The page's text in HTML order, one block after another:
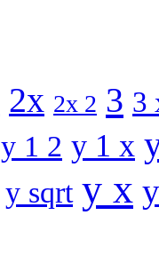
2x 2x 2 3 3
y 1 2 y 1 x
y sqrt y x